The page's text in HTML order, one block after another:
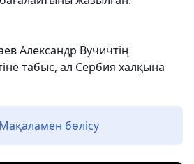
Александр Вучичтің
табыс, ал Сербия халқына
Мақаламен бөлісу